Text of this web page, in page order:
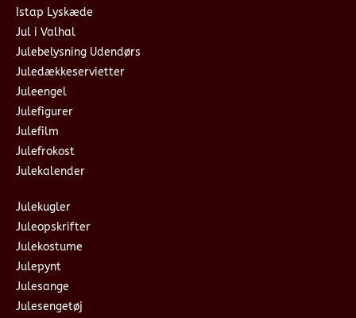
Istap Lyskæde
Jul i Valhal
Julebelysning Udendørs
Juledækkeservietter
Juleengel
Julefigurer
Julefilm
Julefrokost
Julekalender
Julekugler
Juleopskrifter
Julekostume
Julepynt
Julesange
Julesengetøj